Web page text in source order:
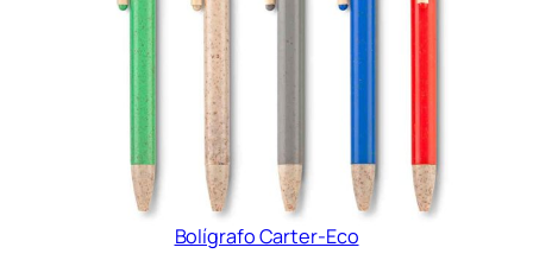
Bolígrafo Carter-Eco